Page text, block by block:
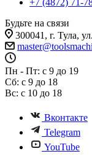
+7 (4872) 71-
Будьте на связи
300041, г. Тула,
Пн - Пт: с 9 до 19
Сб: с 9 до 18
Вс: с 10 до 18
Вконтакте
Telegram
YouTube